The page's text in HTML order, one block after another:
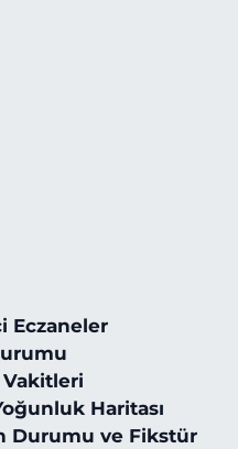
Eczaneler
Vakitleri
Haritası
Durumu ve Fikstür